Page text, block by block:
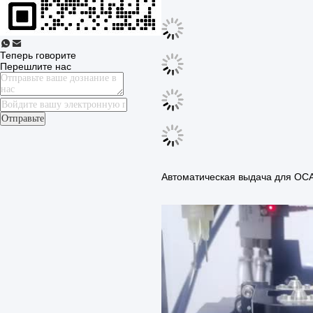
Теперь говорите
Перешлите нас
Отправьте
Автоматическая выдача для